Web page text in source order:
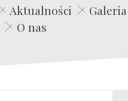
Edwin Film Agencja Aktorska
Aktualności
Galeria
O nas